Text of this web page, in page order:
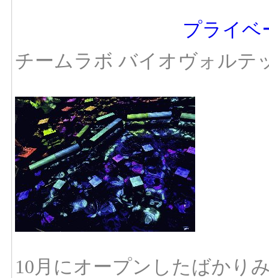
プライベ
チームラボ バイオヴォルテ
10月にオープンしたばかり